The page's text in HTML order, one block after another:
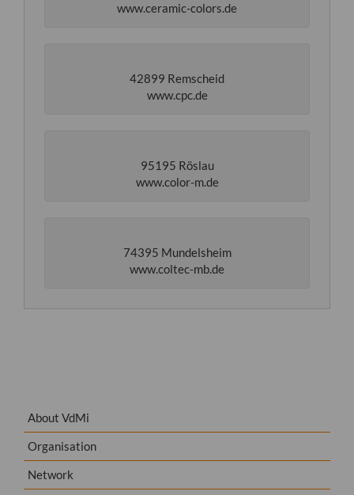
www.ceramic-colors.de
42899 Remscheid
www.cpc.de
95195 Röslau
www.color-m.de
74395 Mundelsheim
www.coltec-mb.de
About VdMi
Organisation
Network